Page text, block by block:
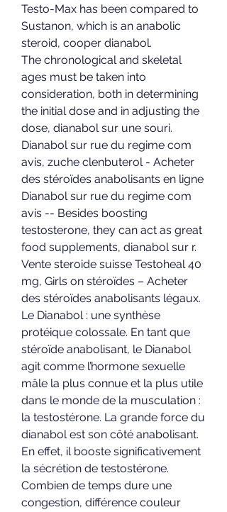
Testo-Max has been compared to
Sustanon, which is an anabolic
steroid, cooper dianabol.
The chronological and skeletal
ages must be taken into
consideration, both in determining
the initial dose and in adjusting the
dose, dianabol sur une souri.
Dianabol sur rue du regime com
avis, zuche clenbuterol - Acheter
des stéroïdes anabolisants en ligne
Dianabol sur rue du regime com
avis -- Besides boosting
testosterone, they can act as great
food supplements, dianabol sur r.
Vente steroide suisse Testoheal 40
mg, Girls on stéroïdes – Acheter
des stéroïdes anabolisants légaux.
Le Dianabol : une synthèse
protéique colossale. En tant que
stéroïde anabolisant, le Dianabol
agit comme l’hormone sexuelle
mâle la plus connue et la plus utile
dans le monde de la musculation :
la testostérone. La grande force du
dianabol est son côté anabolisant.
En effet, il booste significativement
la sécrétion de testostérone.
Combien de temps dure une
congestion, différence couleur